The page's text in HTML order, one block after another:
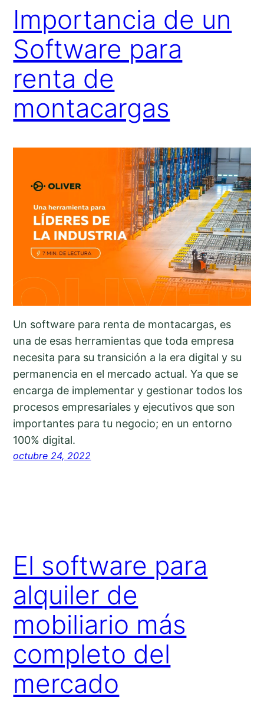
Importancia de un
Software para
renta de
montacargas
Un software para renta de montacargas, es
una de esas herramientas que toda empresa
necesita para su transición a la era digital y su
permanencia en el mercado actual. Ya que se
encarga de implementar y gestionar todos los
procesos empresariales y ejecutivos que son
importantes para tu negocio; en un entorno
100% digital.
octubre 24, 2022
El software para
alquiler de
mobiliario más
completo del
mercado